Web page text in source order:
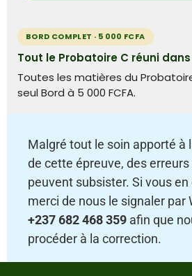
BORD COMPLET · 5 000 FCFA
Tout le Probatoire C réuni
Toutes les matières du
seul Bord à 5 000 FCFA.
Malgré tout le soin apporté à
de cette épreuve, des
peuvent subsister. Si vous
merci de nous le signaler par
+237 682 468 359 afin que
procéder à la correction.